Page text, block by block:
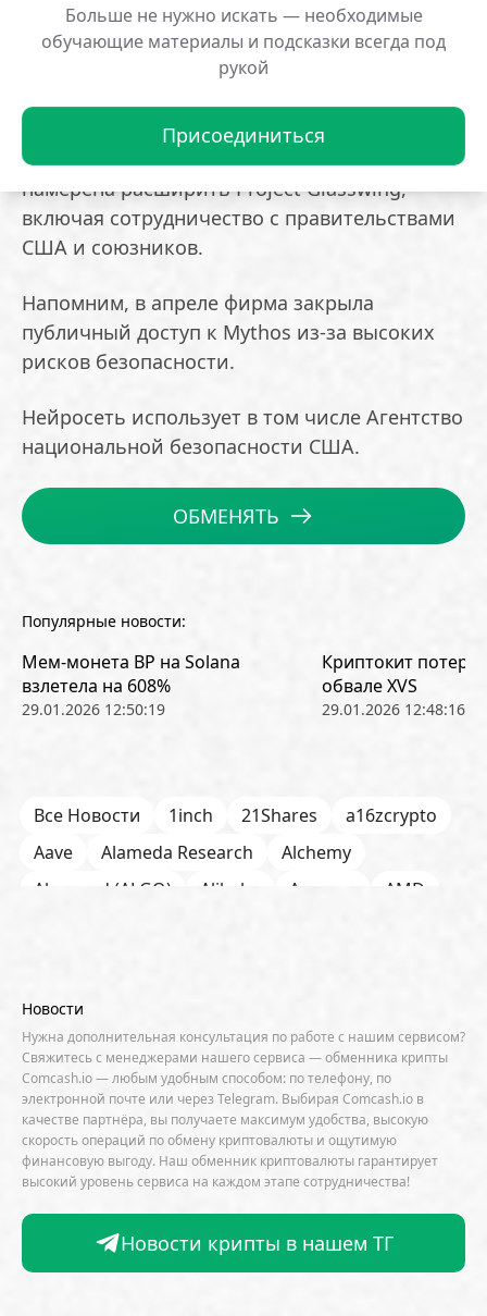
Больше не нужно искать — необходимые
обучающие материалы и подсказки всегда под
рукой
Присоединиться
включая 400 со статусами «высокий» и
«критический».
Anthropic заявила, что не планирует
публичный релиз модели до появления
более надёжных защитных механизмов, и
намерена расширить Project Glasswing,
включая сотрудничество с правительствами
США и союзников.
Напомним, в апреле фирма закрыла
публичный доступ к Mythos из-за высоких
рисков безопасности.
Нейросеть использует в том числе Агентство
национальной безопасности США.
ОБМЕНЯТЬ
Популярные новости:
Мем-монета BP на Solana
взлетела на 608%
29.01.2026 12:50:19
Криптокит
обвале XVS
29.01.2026 12:48:16
Все Новости 1inch 21Shares
a16zcrypto
Aave
Alameda Research
Alchemy
Algorand (ALGO)
Alibaba Amazon
AMD
Aster
Binance
BIS Bitcoin Core
Bitcoin Pizza Day
Bitfarms
Bitfinex Bitget
Bithumb
BitMEX
BitOK Bitwise BlackRock
Block
Bloomberg
BNB Chain
BNP Paribas
Börse Stuttgart
BTCFi Bullish
Bybit
Chainalysis
Chainlink (LINK)
Новости
Нужна дополнительная консультация по работе с нашим сервисом?
Свяжитесь с менеджерами нашего сервиса — обменника крипты
Comcash.io — любым удобным способом: по телефону, по
электронной почте или через Telegram. Выбирая Comcash.io в
качестве партнёра, вы получаете максимум удобства, высокую
скорость операций по обмену криптовалюты и ощутимую
финансовую выгоду. Наш обменник криптовалюты гарантирует
высокий уровень сервиса на каждом этапе сотрудничества!
Новости крипты в нашем ТГ